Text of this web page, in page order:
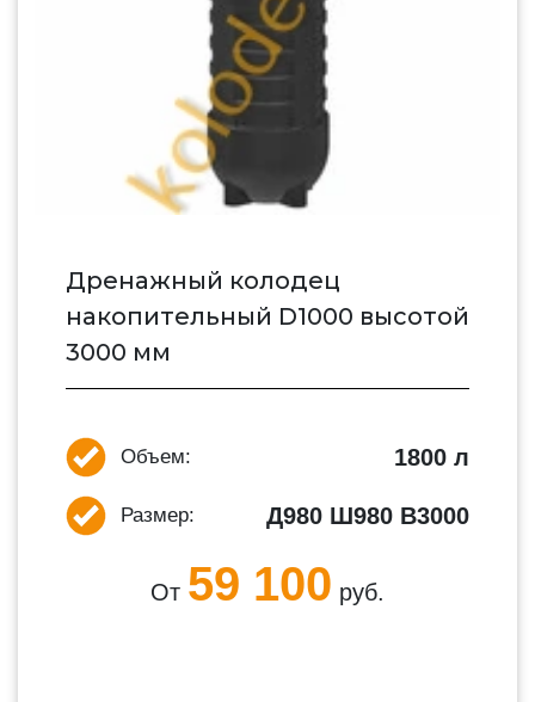
Дренажный колодец
накопительный D1000 высотой
3000 мм
Объем: 1800 л
Размер: Д980 Ш980 В3000
От 59 100 руб.